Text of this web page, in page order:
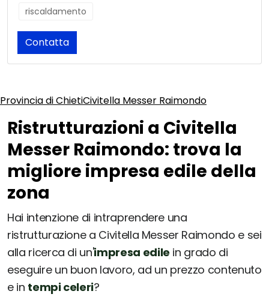
riscaldamento
Contatta
Provincia di ChietiCivitella Messer Raimondo
Ristrutturazioni a Civitella
Messer Raimondo: trova la
migliore impresa edile della
zona
Hai intenzione di intraprendere una
ristrutturazione a Civitella Messer Raimondo e sei
alla ricerca di un'impresa edile in grado di
eseguire un buon lavoro, ad un prezzo contenuto
e in tempi celeri?